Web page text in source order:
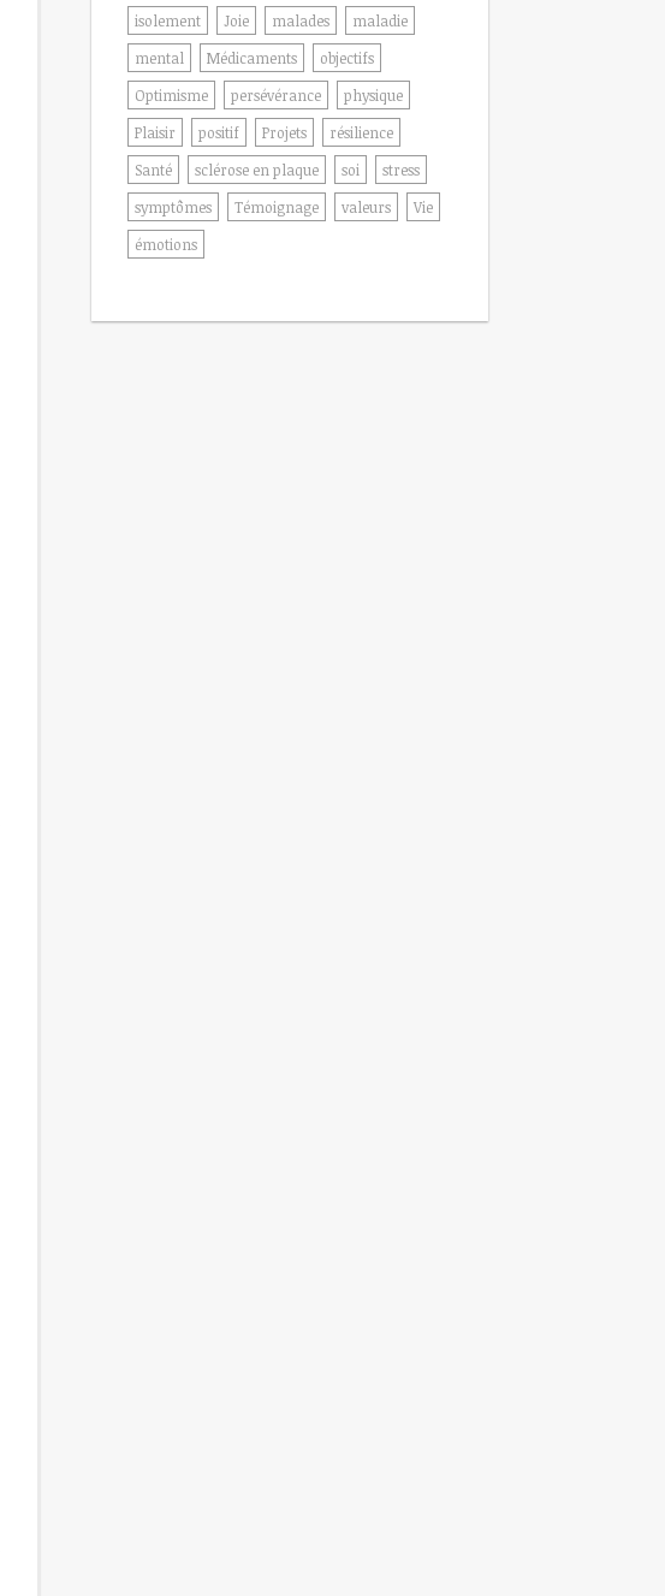
isolement
Joie malades
maladie
mental
Médicaments
objectifs
Optimisme
persévérance
physique
Plaisir
positif Projets
résilience
Santé
sclérose en plaque soi
stress
symptômes
Témoignage valeurs
Vie
émotions